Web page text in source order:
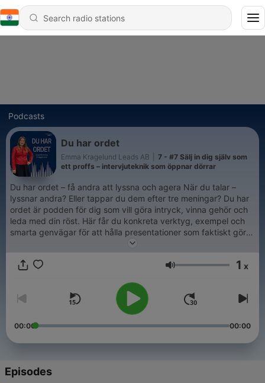
Podcasts
Du har ordet
Emma Kragelund Leads AB
7 - #7 Sälj in dig själv som
ett proffs – intervjuteknik som öppnar dörrar
Du har ordet – få andra att lyssna och agera När du talar –
lyssnar andra? Eller tappar du dem efter tre meningar? Du har
ordet är podden för dig som vill göra intryck, vinna gehör och
leda med din röst. Här får du konkreta verktyg, exempel och
smarta genvägar för att hålla presentationer som faktiskt gör
skillnad – på jobbet, i möten, i säljpitchar eller i karriären. 🎯
kommer lära dig hur du kommunicerar så att andra lyssnar.
expert på presentationsteknik för arbetslivet
Volume 1 x
00:00 00:00
Episodes